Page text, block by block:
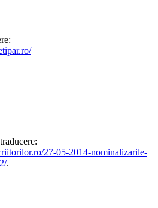
27-05-2014-nominalizarile-
.